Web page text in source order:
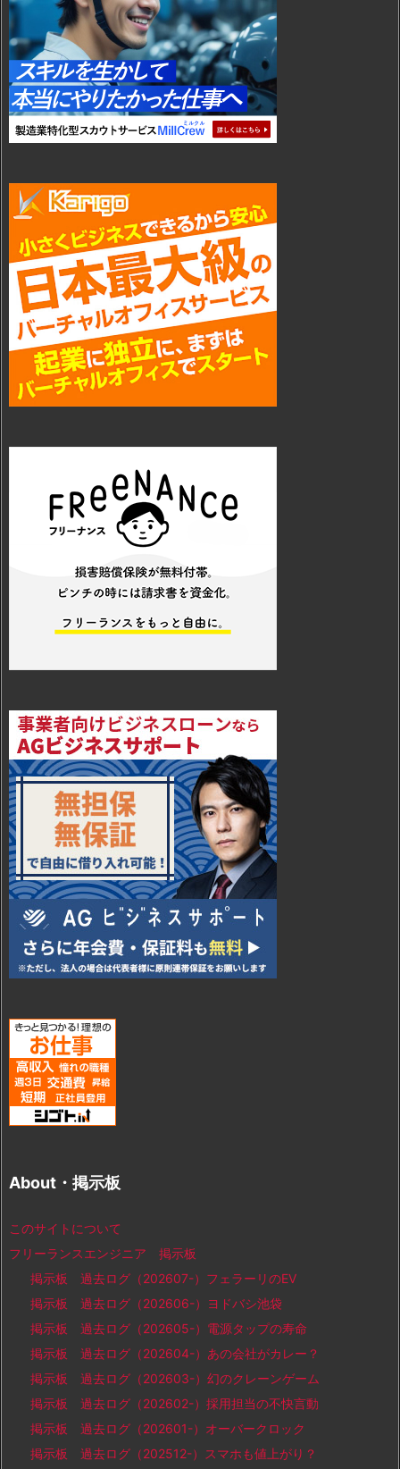
About・掲示板
このサイトについて
フリーランスエンジニア 掲示板
掲示板 過去ログ（202607-）フェラーリのEV
掲示板 過去ログ（202606-）ヨドバシ池袋
掲示板 過去ログ（202605-）電源タップの寿命
掲示板 過去ログ（202604-）あの会社がカレー？
掲示板 過去ログ（202603-）幻のクレーンゲーム
掲示板 過去ログ（202602-）採用担当の不快言動
掲示板 過去ログ（202601-）オーバークロック
掲示板 過去ログ（202512-）スマホも値上がり？